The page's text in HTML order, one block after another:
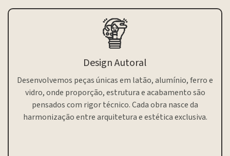
Design Autoral
Desenvolvemos peças únicas em latão, alumínio, ferro e
vidro, onde proporção, estrutura e acabamento são
pensados com rigor técnico. Cada obra nasce da
harmonização entre arquitetura e estética exclusiva.